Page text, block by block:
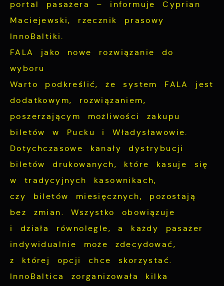
portal pasażera – informuje Cyprian
Maciejewski, rzecznik prasowy
InnoBaltiki.
FALA jako nowe rozwiązanie do
wyboru
Warto podkreślić, że system FALA jest
dodatkowym, rozwiązaniem,
poszerzającym możliwości zakupu
biletów w Pucku i Władysławowie.
Dotychczasowe kanały dystrybucji
biletów drukowanych, które kasuje się
w tradycyjnych kasownikach,
czy biletów miesięcznych, pozostają
bez zmian. Wszystko obowiązuje
i działa równolegle, a każdy pasażer
indywidualnie może zdecydować,
z której opcji chce skorzystać.
InnoBaltica zorganizowała kilka